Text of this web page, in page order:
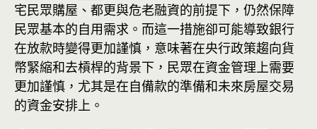
宅民眾購屋、都更與危老融資的前提下，仍然保障
民眾基本的自用需求。而這一措施卻可能導致銀行
在放款時變得更加謹慎，意味著在央行政策趨向貨
幣緊縮和去槓桿的背景下，民眾在資金管理上需要
更加謹慎，尤其是在自備款的準備和未來房屋交易
的資金安排上。